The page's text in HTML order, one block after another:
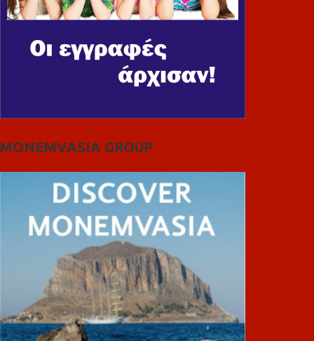
MONEMVASIA GROUP